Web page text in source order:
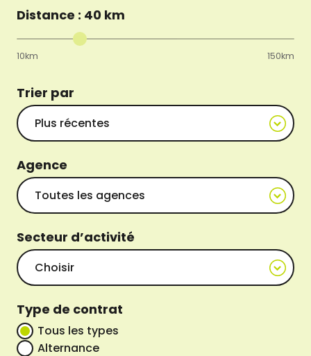
Distance : 40 km
10km 150km
Trier par
Agence
Secteur d’activité
Type de contrat
Tous les types
Alternance